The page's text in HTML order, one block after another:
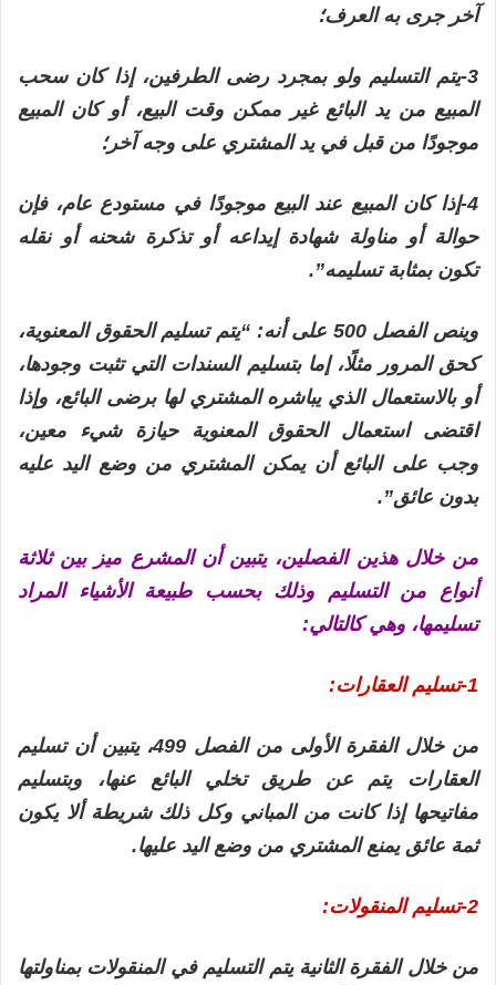
آخر جرى به العرف؛
3-يتم التسليم ولو بمجرد رضى الطرفين، إذا كان سحب
المبيع من يد البائع غير ممكن وقت البيع، أو كان المبيع
موجودًا من قبل في يد المشتري على وجه آخر؛
4-إذا كان المبيع عند البيع موجودًا في مستودع عام، فإن
حوالة أو مناولة شهادة إيداعه أو تذكرة شحنه أو نقله
تكون بمثابة تسليمه”.
وينص الفصل 500 على أنه: “يتم تسليم الحقوق المعنوية،
كحق المرور مثلًا، إما بتسليم السندات التي تثبت وجودها،
أو بالاستعمال الذي يباشره المشتري لها برضى البائع، وإذا
اقتضى استعمال الحقوق المعنوية حيازة شيء معين،
وجب على البائع أن يمكن المشتري من وضع اليد عليه
بدون عائق”.
من خلال هذين الفصلين، يتبين أن المشرع ميز بين ثلاثة
أنواع من التسليم وذلك بحسب طبيعة الأشياء المراد
تسليمها، وهي كالتالي:
1-تسليم العقارات:
من خلال الفقرة الأولى من الفصل 499، يتبين أن تسليم
العقارات يتم عن طريق تخلي البائع عنها، وبتسليم
مفاتيحها إذا كانت من المباني وكل ذلك شريطة ألا يكون
ثمة عائق يمنع المشتري من وضع اليد عليها.
2-تسليم المنقولات:
من خلال الفقرة الثانية يتم التسليم في المنقولات بمناولتها